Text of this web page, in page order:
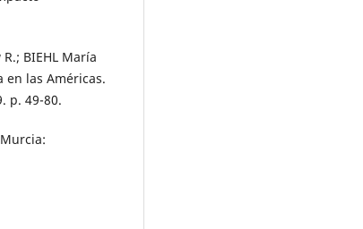
BIEHL María
en las Américas.
p. 49-80.